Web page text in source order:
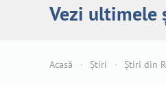
Vezi ultimele
Acasă Știri Știri din